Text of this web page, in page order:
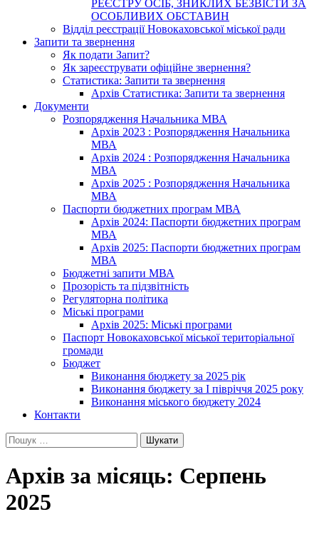
РЕЄСТРУ ОСІБ, ЗНИКЛИХ БЕЗВІСТИ ЗА
ОСОБЛИВИХ ОБСТАВИН
Відділ реєстрації Новокаховської міської ради
Запити та звернення
Як подати Запит?
Як зареєструвати офіційне звернення?
Статистика: Запити та звернення
Архів Статистика: Запити та звернення
Документи
Розпорядження Начальника МВА
Архів 2023 : Розпорядження Начальника
МВА
Архів 2024 : Розпорядження Начальника
МВА
Архів 2025 : Розпорядження Начальника
МВА
Паспорти бюджетних програм МВА
Архів 2024: Паспорти бюджетних програм
МВА
Архів 2025: Паспорти бюджетних програм
МВА
Бюджетні запити МВА
Прозорість та підзвітність
Регуляторна політика
Міські програми
Архів 2025: Міські програми
Паспорт Новокаховської міської територіальної
громади
Бюджет
Виконання бюджету за 2025 рік
Виконання бюджету за І півріччя 2025 року
Виконання міського бюджету 2024
Контакти
Пошук:
Архів за місяць: Серпень
2025